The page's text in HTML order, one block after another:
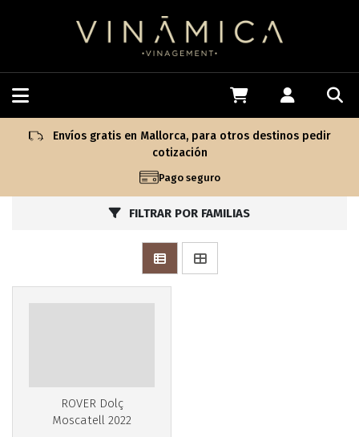
Envíos gratis en Mallorca, para otros destinos pedir
cotización
Pago seguro
FILTRAR POR FAMILIAS
ROVER Dolç
Moscatell 2022